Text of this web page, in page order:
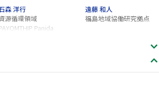
森 洋行
源循環領域
遠藤 和人
福島地域協働研究拠点
Panida